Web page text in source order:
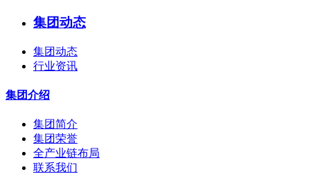
集团动态
集团动态
行业资讯
集团介绍
集团简介
集团荣誉
全产业链布局
联系我们